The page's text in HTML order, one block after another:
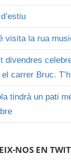
visita la rua
divendres
carrer Bruc.
tindrà un pati
NOS EN